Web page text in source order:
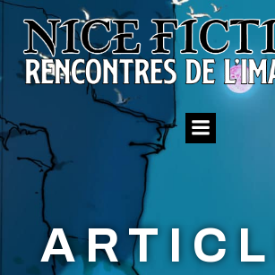
Aller
au
contenu